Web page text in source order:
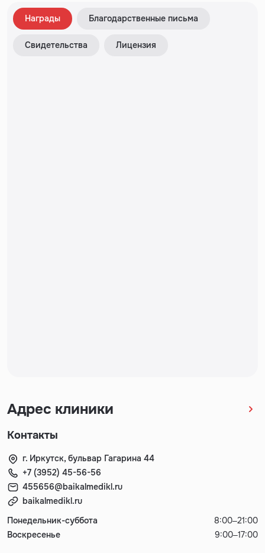
Награды Благодарственные письма
Свидетельства Лицензия
Адрес клиники
Контакты
г. Иркутск, бульвар Гагарина 44
+7 (3952) 45-56-56
455656@baikalmedikl.ru
baikalmedikl.ru
Понедельник-суббота
8:00–21:00
Воскресенье
9:00–17:00